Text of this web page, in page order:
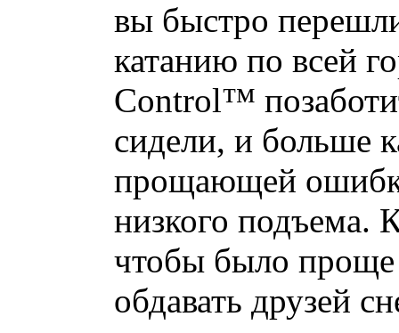
вы быстро
катанию по всей
Control™
сидели, и больше
прощающей
низкого подъема.
чтобы было проще
обдавать друзей